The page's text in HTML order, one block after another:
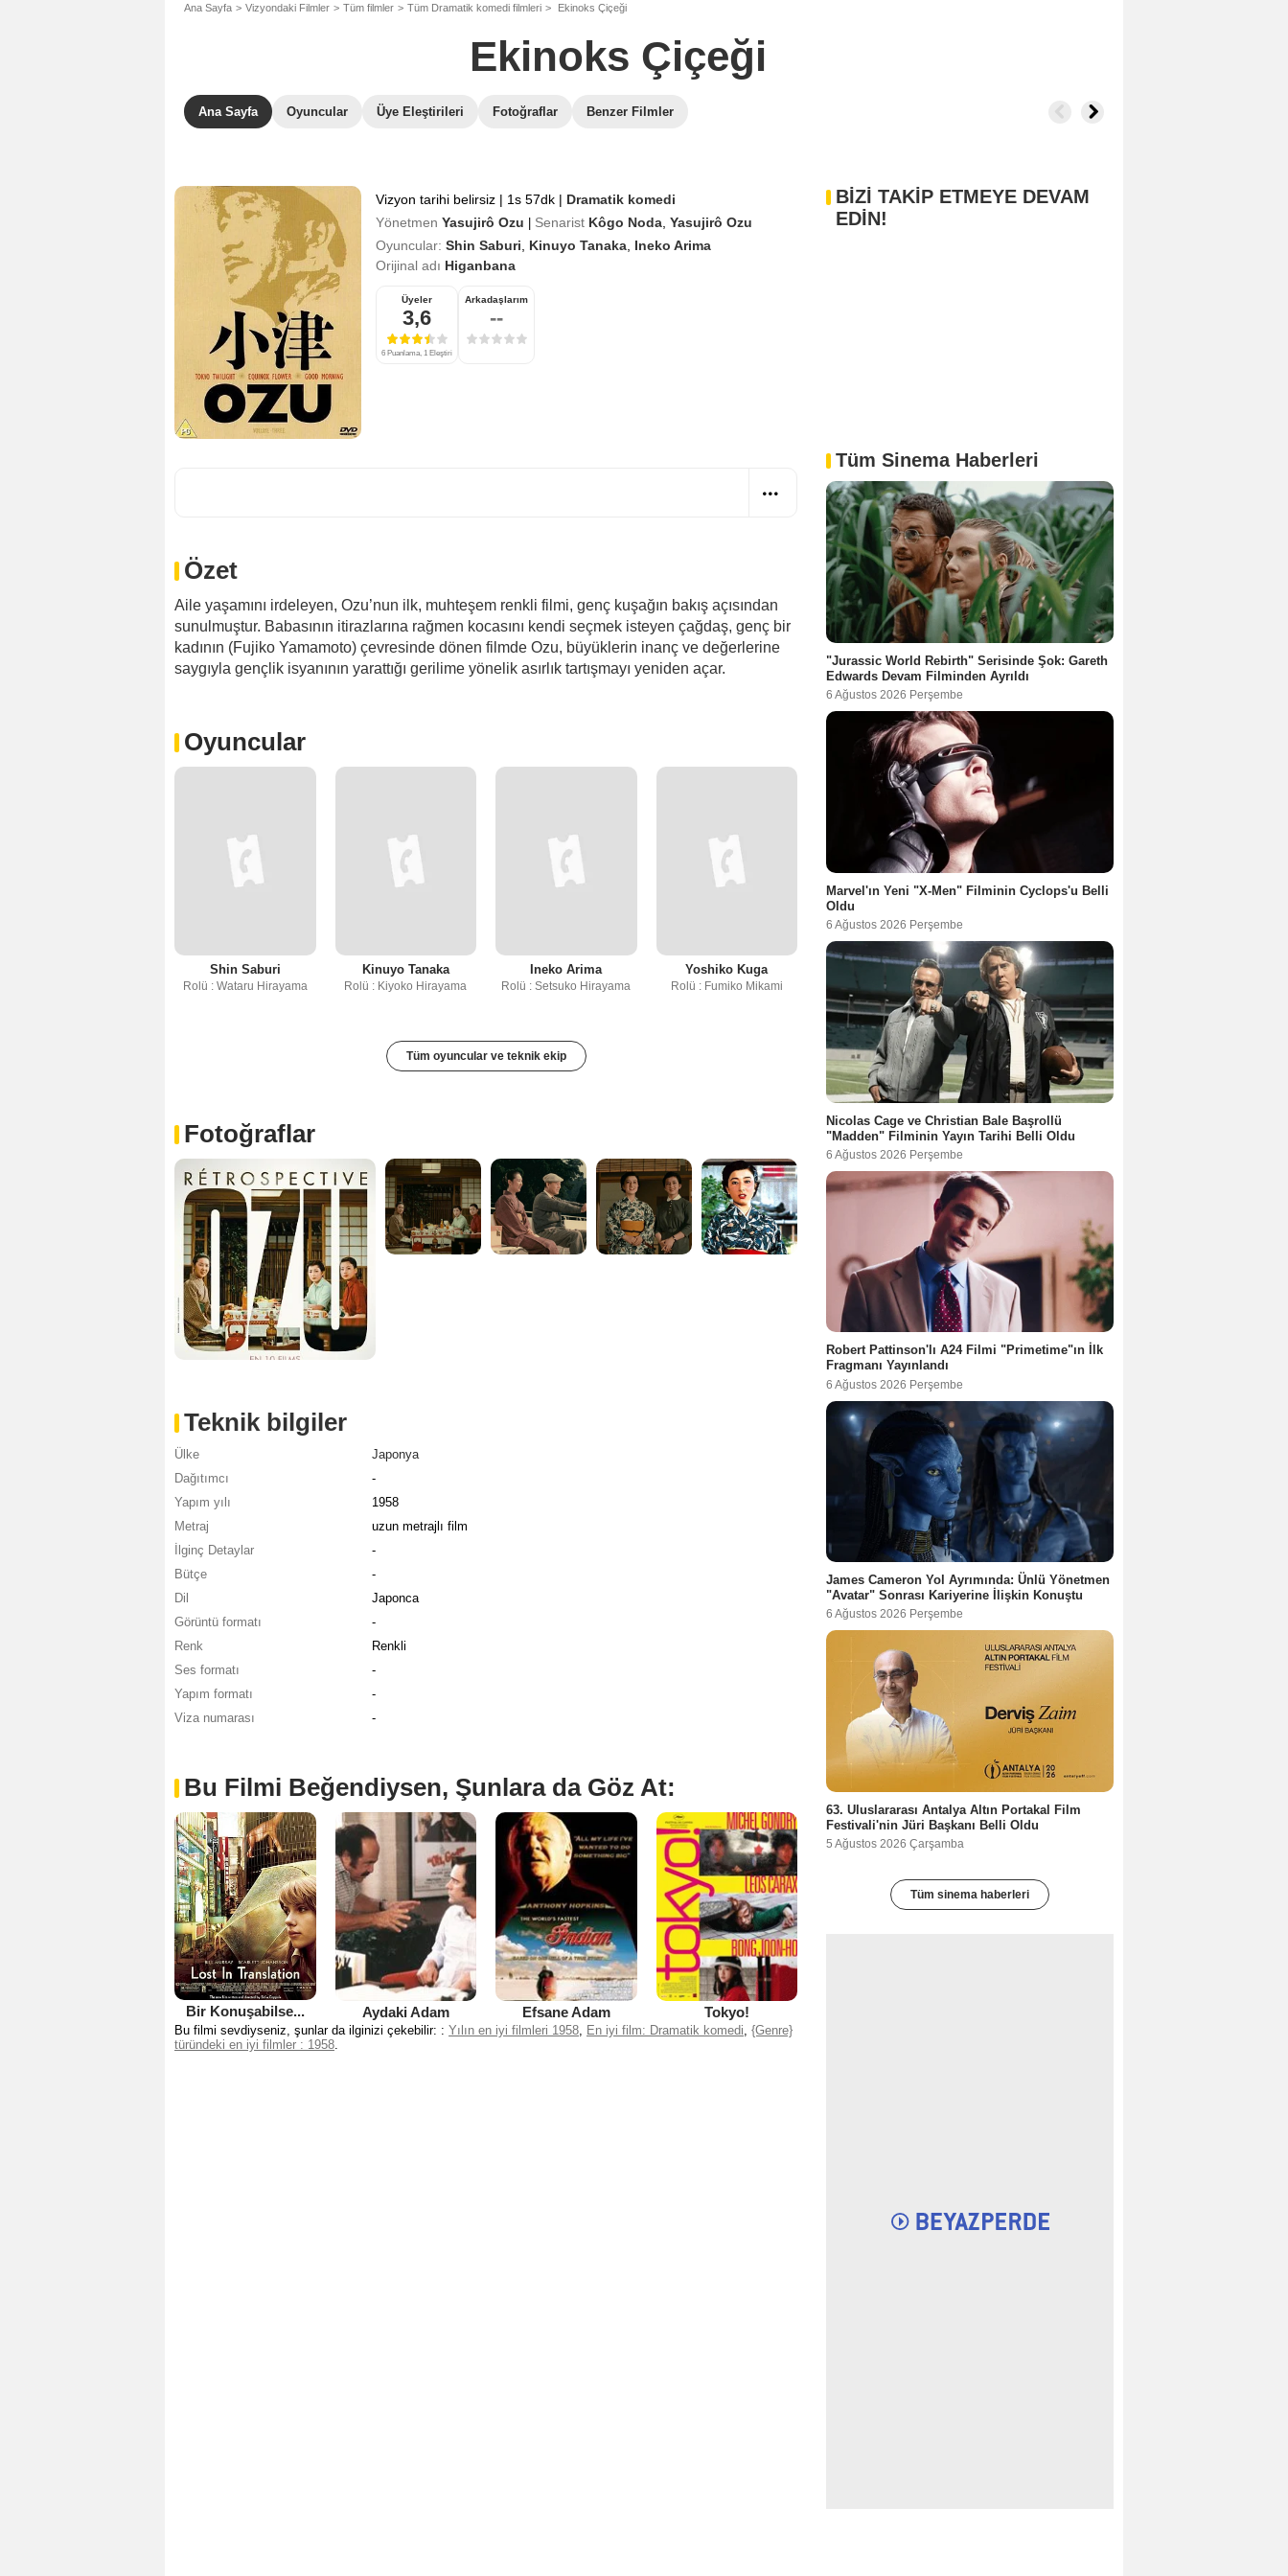
Ana Sayfa Vizyondaki Filmler Tüm filmler Tüm Dramatik komedi filmleri Ekinoks Çiçeği
Ekinoks Çiçeği
Ana Sayfa Oyuncular Üye Eleştirileri Fotoğraflar Benzer Filmler
Vizyon tarihi belirsiz | 1s 57dk | Dramatik komedi
Yönetmen Yasujirô Ozu Senarist Kôgo Noda Yasujirô Ozu
Oyuncular: Shin Saburi Kinuyo Tanaka Ineko Arima
Orijinal adı Higanbana
Üyeler
3,6
6 Puanlama, 1 Eleştiri
Arkadaşlarım
--
Özet
Aile yaşamını irdeleyen, Ozu’nun ilk, muhteşem renkli filmi, genç kuşağın bakış açısından
sunulmuştur. Babasının itirazlarına rağmen kocasını kendi seçmek isteyen çağdaş, genç bir
kadının (Fujiko Yamamoto) çevresinde dönen filmde Ozu, büyüklerin inanç ve değerlerine
saygıyla gençlik isyanının yarattığı gerilime yönelik asırlık tartışmayı yeniden açar.
Oyuncular
Shin Saburi
Rolü : Wataru Hirayama
Kinuyo Tanaka
Rolü : Kiyoko Hirayama
Ineko Arima
Rolü : Setsuko Hirayama
Yoshiko Kuga
Rolü : Fumiko Mikami
Tüm oyuncular ve teknik ekip
Fotoğraflar
Teknik bilgiler
Ülke
Japonya
Dağıtımcı
-
Yapım yılı
1958
Metraj
uzun metrajlı film
İlginç Detaylar
-
Bütçe
-
Dil
Japonca
Görüntü formatı
-
Renk
Renkli
Ses formatı
-
Yapım formatı
-
Viza numarası
-
Bu Filmi Beğendiysen, Şunlara da Göz At:
Bir Konuşabilse... Aydaki Adam Efsane Adam Tokyo!
Bu filmi sevdiyseniz, şunlar da ilginizi çekebilir: : Yılın en iyi filmleri 1958 En iyi film: Dramatik komedi {Genre}
türündeki en iyi filmler : 1958
BİZİ TAKİP ETMEYE DEVAM
EDİN!
Tüm Sinema Haberleri
"Jurassic World Rebirth" Serisinde Şok: Gareth
Edwards Devam Filminden Ayrıldı
6 Ağustos 2026 Perşembe
Marvel'ın Yeni "X-Men" Filminin Cyclops'u Belli
Oldu
6 Ağustos 2026 Perşembe
Nicolas Cage ve Christian Bale Başrollü
"Madden" Filminin Yayın Tarihi Belli Oldu
6 Ağustos 2026 Perşembe
Robert Pattinson'lı A24 Filmi "Primetime"ın İlk
Fragmanı Yayınlandı
6 Ağustos 2026 Perşembe
James Cameron Yol Ayrımında: Ünlü Yönetmen
"Avatar" Sonrası Kariyerine İlişkin Konuştu
6 Ağustos 2026 Perşembe
63. Uluslararası Antalya Altın Portakal Film
Festivali'nin Jüri Başkanı Belli Oldu
5 Ağustos 2026 Çarşamba
Tüm sinema haberleri